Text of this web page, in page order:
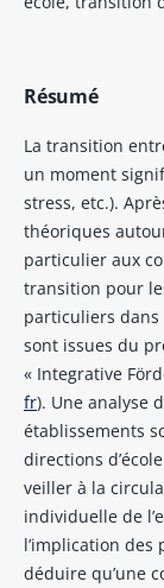
Résumé
La transition
un moment
stress, etc.).
théoriques
particulier aux
transition pour
particuliers dans
sont issues du
« Integrative
fr). Une analyse
établissements
directions
veiller à la
individuelle de
l’implication
déduire qu’une